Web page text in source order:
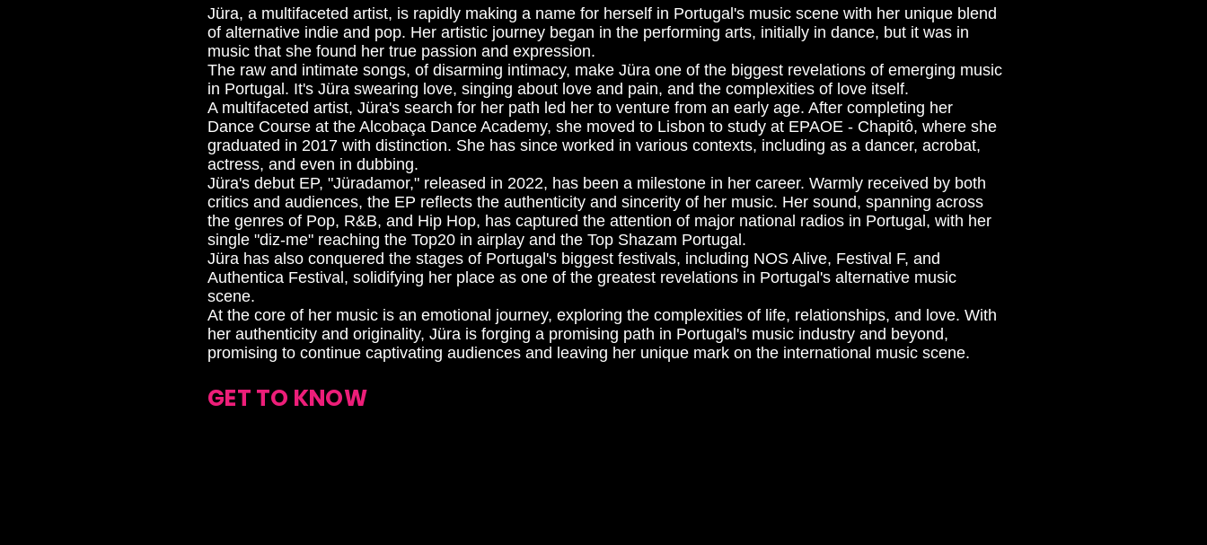
Jüra, a multifaceted artist, is rapidly making a name for herself in Portugal's music scene with her unique blend
of alternative indie and pop. Her artistic journey began in the performing arts, initially in dance, but it was in
music that she found her true passion and expression.
The raw and intimate songs, of disarming intimacy, make Jüra one of the biggest revelations of emerging music
in Portugal. It's Jüra swearing love, singing about love and pain, and the complexities of love itself.
A multifaceted artist, Jüra's search for her path led her to venture from an early age. After completing her
Dance Course at the Alcobaça Dance Academy, she moved to Lisbon to study at EPAOE - Chapitô, where she
graduated in 2017 with distinction. She has since worked in various contexts, including as a dancer, acrobat,
actress, and even in dubbing.
Jüra's debut EP, "Jüradamor," released in 2022, has been a milestone in her career. Warmly received by both
critics and audiences, the EP reflects the authenticity and sincerity of her music. Her sound, spanning across
the genres of Pop, R&B, and Hip Hop, has captured the attention of major national radios in Portugal, with her
single "diz-me" reaching the Top20 in airplay and the Top Shazam Portugal.
Jüra has also conquered the stages of Portugal's biggest festivals, including NOS Alive, Festival F, and
Authentica Festival, solidifying her place as one of the greatest revelations in Portugal's alternative music
scene.
At the core of her music is an emotional journey, exploring the complexities of life, relationships, and love. With
her authenticity and originality, Jüra is forging a promising path in Portugal's music industry and beyond,
promising to continue captivating audiences and leaving her unique mark on the international music scene.
GET TO KNOW